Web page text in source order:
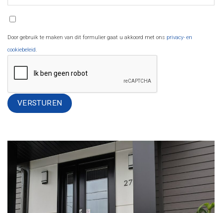
Door gebruik te maken van dit formulier gaat u akkoord met ons privacy- en
cookiebeleid.